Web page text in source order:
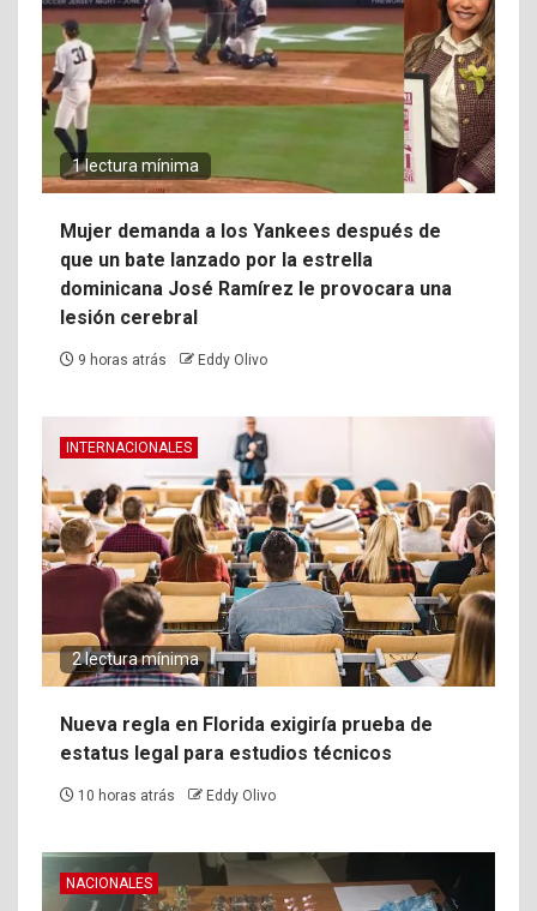
1 lectura mínima
Mujer demanda a los Yankees después de
que un bate lanzado por la estrella
dominicana José Ramírez le provocara una
lesión cerebral
9 horas atrás Eddy Olivo
INTERNACIONALES
2 lectura mínima
Nueva regla en Florida exigiría prueba de
estatus legal para estudios técnicos
10 horas atrás Eddy Olivo
NACIONALES